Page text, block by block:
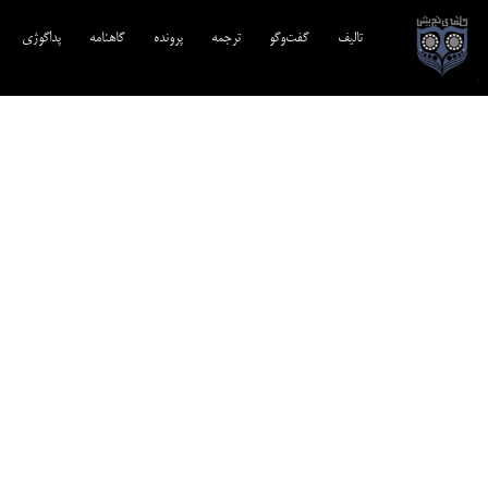
تالیف‎‌ گفت‌وگو ترجمه‌ پرونده گاهنامه پداگوژی